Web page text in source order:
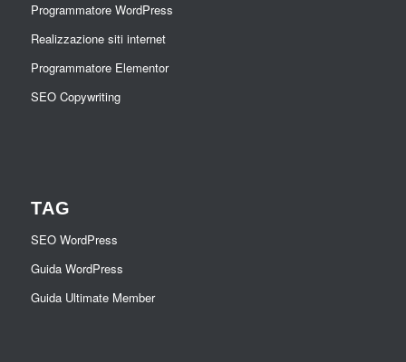
Programmatore WordPress
Realizzazione siti internet
Programmatore Elementor
SEO Copywriting
TAG
SEO WordPress
Guida WordPress
Guida Ultimate Member